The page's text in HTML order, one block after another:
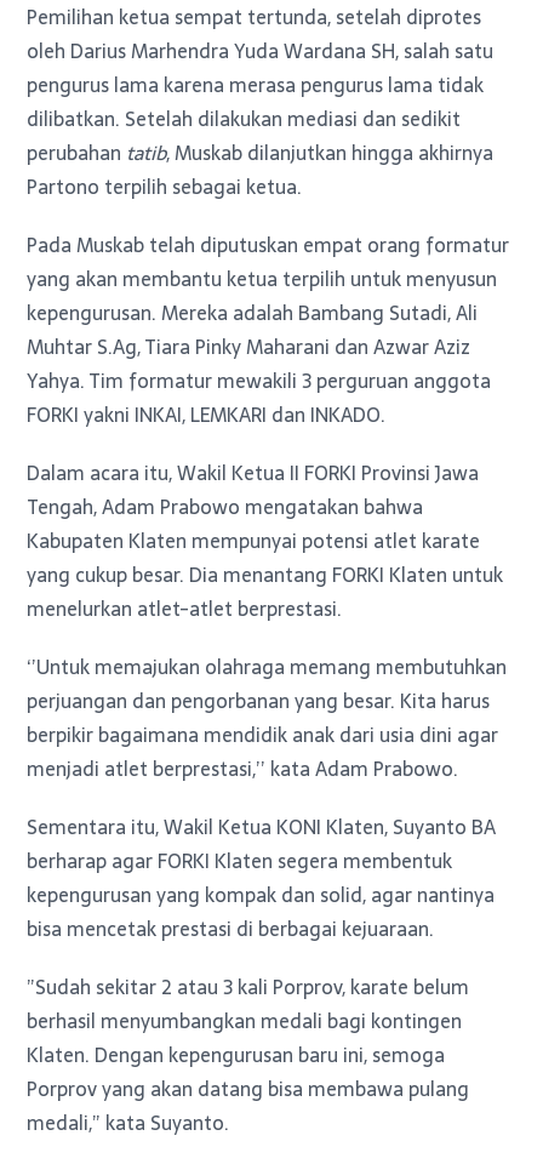
Pemilihan ketua sempat tertunda, setelah diprotes
oleh Darius Marhendra Yuda Wardana SH, salah satu
pengurus lama karena merasa pengurus lama tidak
dilibatkan. Setelah dilakukan mediasi dan sedikit
perubahan tatib, Muskab dilanjutkan hingga akhirnya
Partono terpilih sebagai ketua.
Pada Muskab telah diputuskan empat orang formatur
yang akan membantu ketua terpilih untuk menyusun
kepengurusan. Mereka adalah Bambang Sutadi, Ali
Muhtar S.Ag, Tiara Pinky Maharani dan Azwar Aziz
Yahya. Tim formatur mewakili 3 perguruan anggota
FORKI yakni INKAI, LEMKARI dan INKADO.
Dalam acara itu, Wakil Ketua II FORKI Provinsi Jawa
Tengah, Adam Prabowo mengatakan bahwa
Kabupaten Klaten mempunyai potensi atlet karate
yang cukup besar. Dia menantang FORKI Klaten untuk
menelurkan atlet-atlet berprestasi.
‘’Untuk memajukan olahraga memang membutuhkan
perjuangan dan pengorbanan yang besar. Kita harus
berpikir bagaimana mendidik anak dari usia dini agar
menjadi atlet berprestasi,’’ kata Adam Prabowo.
Sementara itu, Wakil Ketua KONI Klaten, Suyanto BA
berharap agar FORKI Klaten segera membentuk
kepengurusan yang kompak dan solid, agar nantinya
bisa mencetak prestasi di berbagai kejuaraan.
”Sudah sekitar 2 atau 3 kali Porprov, karate belum
berhasil menyumbangkan medali bagi kontingen
Klaten. Dengan kepengurusan baru ini, semoga
Porprov yang akan datang bisa membawa pulang
medali,” kata Suyanto.